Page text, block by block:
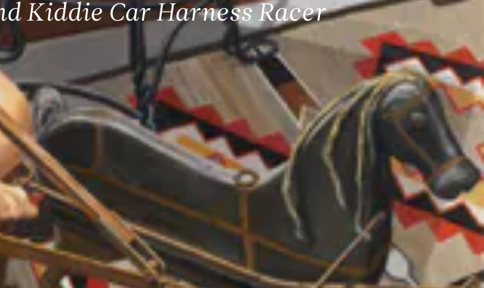
Kiddie Car Harness Racer